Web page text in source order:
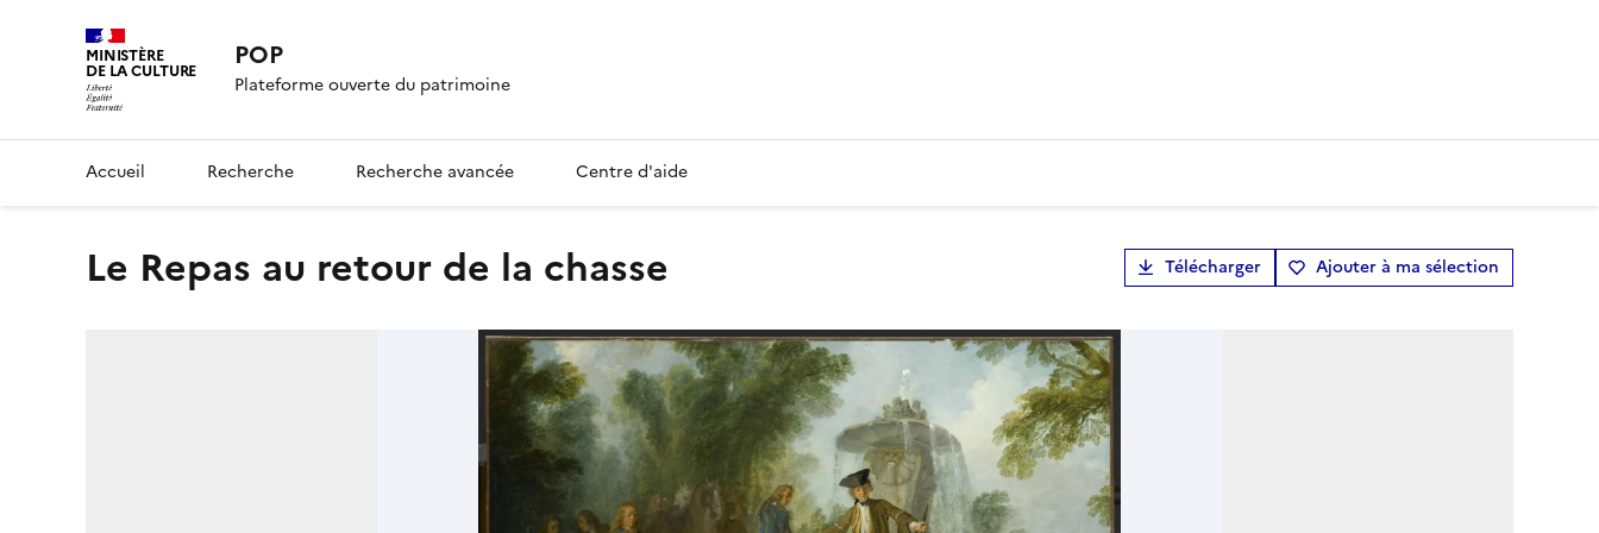
MINISTÈRE
DE LA CULTURE POP
Plateforme ouverte du patrimoine
Accueil Recherche Recherche avancée Centre d'aide
Le Repas au retour de la chasse Télécharger Ajouter à ma sélection